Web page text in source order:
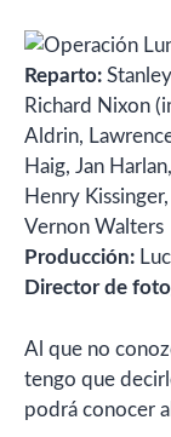
Reparto:
Richard Nixon
Aldrin,
Haig, Jan
Henry
Vernon Walters
Producción:
Director de
Al que no
tengo que
podrá conocer